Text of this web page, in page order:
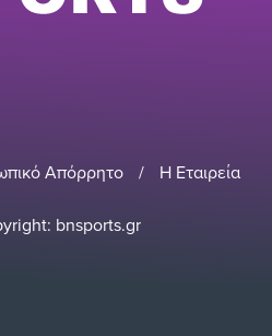
Απόρρητο / Η Εταιρεία
bnsports.gr